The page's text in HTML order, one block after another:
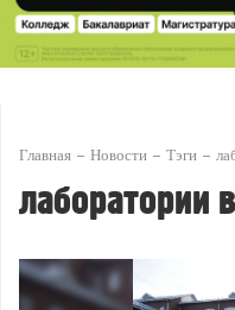
Главная Новости Тэги
лаборатории